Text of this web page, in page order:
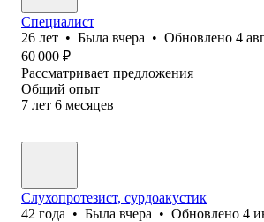
Специалист
26 лет • Была вчера • Обновлено 4
60 000 ₽
Рассматривает предложения
Общий опыт
7 лет 6 месяцев
Слухопротезист, сурдоакустик
42 года • Была вчера • Обновлено 4